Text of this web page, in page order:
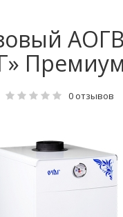
Премиум
0 отзывов